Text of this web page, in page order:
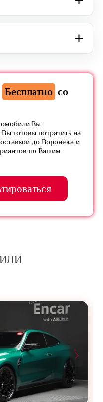
Бесплатно со
Вы
готовы потратить на
до Воронежа и
по Вашим